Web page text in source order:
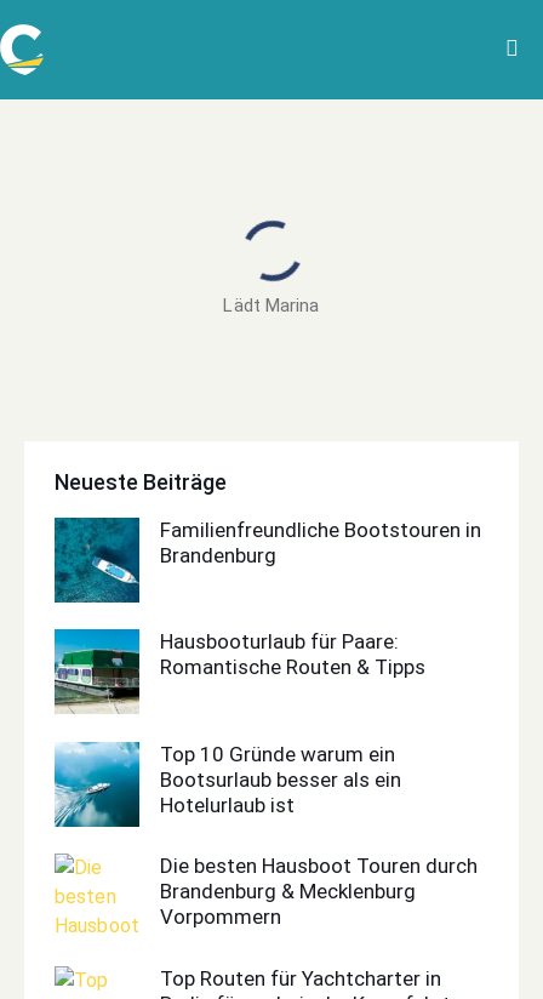
Lädt Marina
Neueste Beiträge
Familienfreundliche Bootstouren in
Brandenburg
Hausbooturlaub für Paare:
Romantische Routen & Tipps
Top 10 Gründe warum ein
Bootsurlaub besser als ein
Hotelurlaub ist
Die besten Hausboot Touren durch
Brandenburg & Mecklenburg
Vorpommern
Top Routen für Yachtcharter in